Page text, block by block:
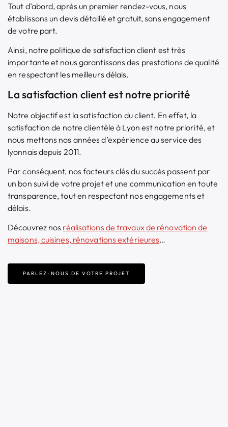
Tout d’abord, après un premier rendez-vous, nous
établissons un devis détaillé et gratuit, sans engagement
de votre part.
Ainsi, notre politique de satisfaction client est très
importante et nous garantissons des prestations de qualité
en respectant les meilleurs délais.
La satisfaction client est notre priorité
Notre objectif est la satisfaction du client. En effet, la
satisfaction de notre clientèle à Lyon est notre priorité, et
nous mettons nos années d’expérience au service des
lyonnais depuis 2011.
Par conséquent, nos facteurs clés du succès passent par
un bon suivi de votre projet et une communication en toute
transparence, tout en respectant nos engagements et
délais.
Découvrez nos réalisations de travaux de rénovation de
maisons, cuisines, rénovations extérieures…
PARLEZ-NOUS DE VOTRE PROJET